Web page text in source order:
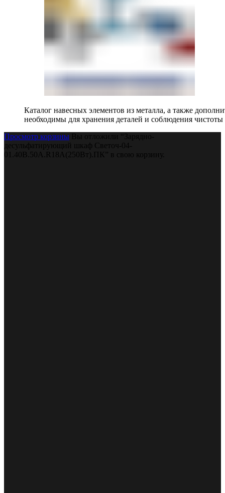
Каталог навесных элементов из металла, а также
необходимы для хранения деталей и соблюдения чистоты
Просмотр корзины Вы отложили “Зарядно-
десульфатирующий шкаф Светоч-04-
01.40B.50A.R18A(250Вт).ПК” в свою корзину.